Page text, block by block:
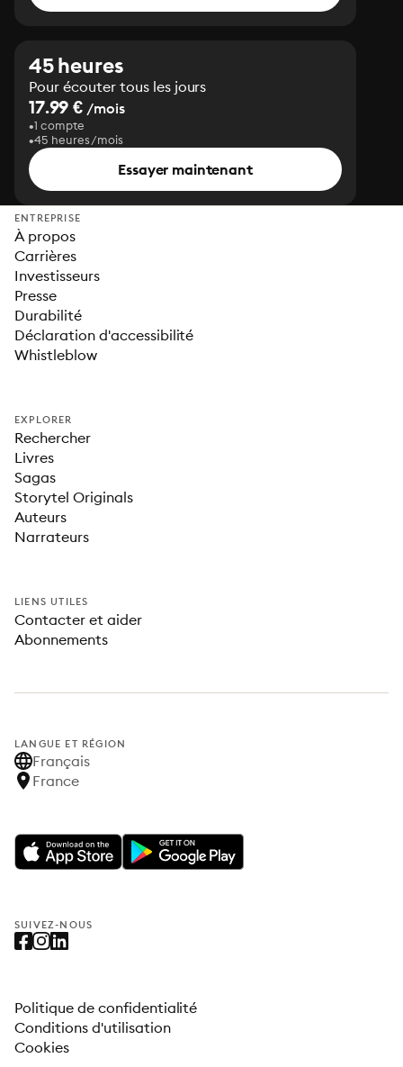
45 heures
Pour écouter tous les jours
17.99 € /mois
1 compte
45 heures/mois
Essayer maintenant
ENTREPRISE
À propos
Carrières
Investisseurs
Presse
Durabilité
Déclaration d'accessibilité
Whistleblow
EXPLORER
Rechercher
Livres
Sagas
Storytel Originals
Auteurs
Narrateurs
LIENS UTILES
Contacter et aider
Abonnements
LANGUE ET RÉGION
Français
France
SUIVEZ-NOUS
Politique de confidentialité
Conditions d'utilisation
Cookies